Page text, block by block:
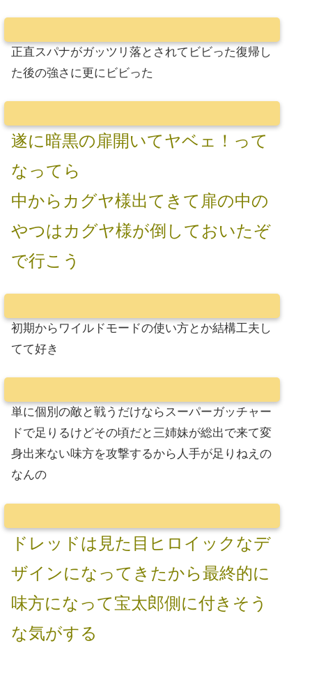
正直スパナがガッツリ落とされてビビった復帰し
た後の強さに更にビビった
遂に暗黒の扉開いてヤベェ！って
なってら
中からカグヤ様出てきて扉の中の
やつはカグヤ様が倒しておいたぞ
で行こう
初期からワイルドモードの使い方とか結構工夫し
てて好き
単に個別の敵と戦うだけならスーパーガッチャー
ドで足りるけどその頃だと三姉妹が総出で来て変
身出来ない味方を攻撃するから人手が足りねえの
なんの
ドレッドは見た目ヒロイックなデ
ザインになってきたから最終的に
味方になって宝太郎側に付きそう
な気がする